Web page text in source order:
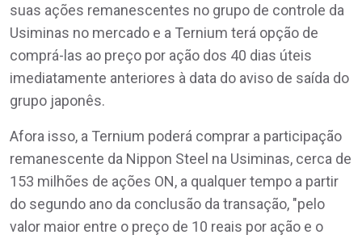
suas ações remanescentes no grupo de controle da
Usiminas no mercado e a Ternium terá opção de
comprá-las ao preço por ação dos 40 dias úteis
imediatamente anteriores à data do aviso de saída do
grupo japonês.
Afora isso, a Ternium poderá comprar a participação
remanescente da Nippon Steel na Usiminas, cerca de
153 milhões de ações ON, a qualquer tempo a partir
do segundo ano da conclusão da transação, "pelo
valor maior entre o preço de 10 reais por ação e o